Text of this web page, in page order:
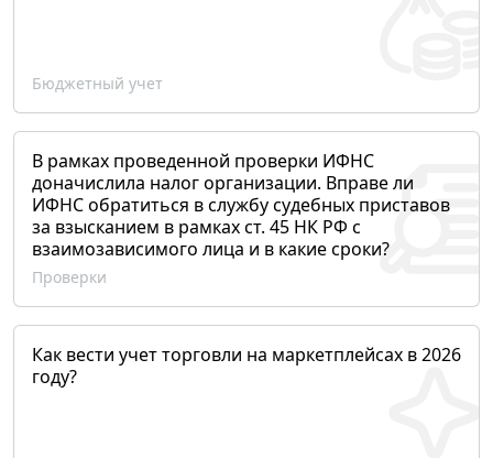
Бюджетный учет
В рамках проведенной проверки ИФНС
доначислила налог организации. Вправе ли
ИФНС обратиться в службу судебных приставов
за взысканием в рамках ст. 45 НК РФ с
взаимозависимого лица и в какие сроки?
Проверки
Как вести учет торговли на маркетплейсах в 2026
году?